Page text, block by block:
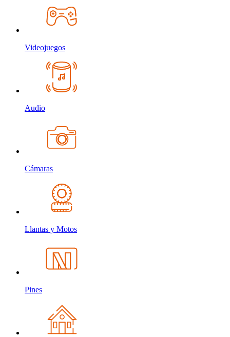
Videojuegos
Audio
Cámaras
Llantas y Motos
Pines